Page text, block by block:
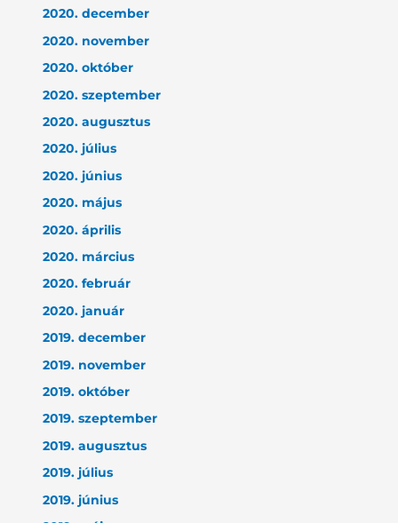
2020. december
2020. november
2020. október
2020. szeptember
2020. augusztus
2020. július
2020. június
2020. május
2020. április
2020. március
2020. február
2020. január
2019. december
2019. november
2019. október
2019. szeptember
2019. augusztus
2019. július
2019. június